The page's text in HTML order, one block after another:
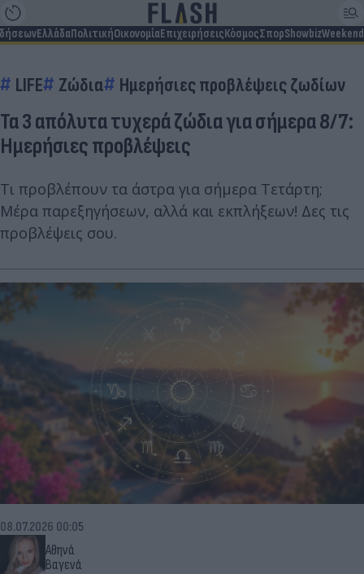
ΕλλάδαΠολιτικήΟικονομίαΕπιχειρήσειςΚόσμοςΣπορShowbizWeekend
LIFE Ζώδια Ημερήσιες προβλέψεις ζωδίων
Τα 3 απόλυτα τυχερά ζώδια για σήμερα 8/7:
Ημερήσιες προβλέψεις
Τι προβλέπουν τα άστρα για σήμερα Τετάρτη;
Μέρα παρεξηγήσεων, αλλά και εκπλήξεων! Δες τις
προβλέψεις σου.
Αθηνά
Βαγενά
08.07.2026 00:05